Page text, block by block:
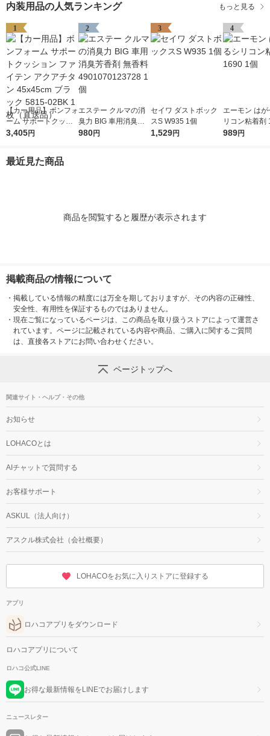
内装用品の人気ランキング もっと見る
1
【カー用品】ボンフォ
ーム サポートクッシ
ョン ファイテン アク
枚（直送品）
3,405円
2
エステー クルマの消
臭力 BIG 車用消臭芳
香剤 無香料 4901070
980円
3
セイワ ダストボック
スS W935 1個
1,529円
4
エーモン は
リコン粘着剤
個
989円
最近見た商品
商品を閲覧すると履歴が表示されます
掲載商品の情報について
・ 掲載している情報の精度には万全を期しておりますが、その内容の正確性、
安全性、有用性を保証するものではありません。
・ 現在ご覧になっているページは、この商品を取り扱うストアによって運営さ
れています。ページに記載されている内容や商品、ご購入に関するご質問
は、直接各ストアにお問い合わせください。
ページトップへ
関連サイト・ヘルプ・その他
お知らせ
LOHACOとは
AIチャットで質問する
お客様サポート
ASKUL（法人向け）
アスクル株式会社（会社概要）
LOHACOをお気に入りストアに登録する
アプリ
ロハコアプリをダウンロード
ロハコアプリについて
ロハコ公式LINE
お得な最新情報をLINEでお届けします
ニュースレター